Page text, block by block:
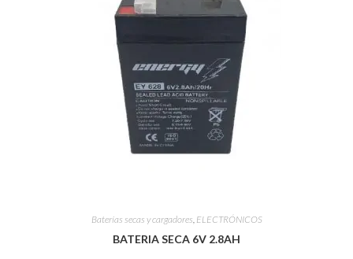
Baterías secas y cargadores ELECTRÓNICOS
BATERIA SECA 6V 2.8AH